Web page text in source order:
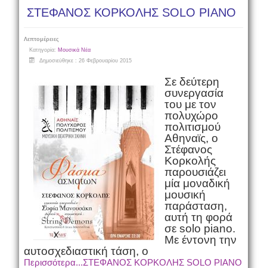
ΣΤΕΦΑΝΟΣ ΚΟΡΚΟΛΗΣ SOLO PIANO
Λεπτομέρειες
Κατηγορία: Μουσικά Νέα
Δημοσιεύθηκε : 26 Φεβρουαρίου 2015
Σε δεύτερη
συνεργασία
του με τον
πολυχώρο
πολιτισμού
Αθηναϊς, ο
Στέφανος
Κορκολής
παρουσιάζει
μία μοναδική
μουσική
παράσταση,
αυτή τη φορά
σε solo piano.
Με έντονη την
αυτοσχεδιαστική τάση, ο
Περισσότερα...ΣΤΕΦΑΝΟΣ ΚΟΡΚΟΛΗΣ SOLO PIANO